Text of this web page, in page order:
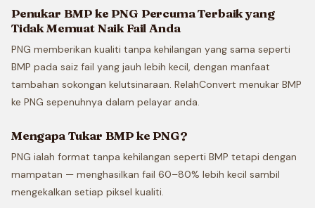
Penukar BMP ke PNG Percuma Terbaik yang
Tidak Memuat Naik Fail Anda
PNG memberikan kualiti tanpa kehilangan yang sama seperti
BMP pada saiz fail yang jauh lebih kecil, dengan manfaat
tambahan sokongan kelutsinaraan. RelahConvert menukar BMP
ke PNG sepenuhnya dalam pelayar anda.
Mengapa Tukar BMP ke PNG?
PNG ialah format tanpa kehilangan seperti BMP tetapi dengan
mampatan — menghasilkan fail 60–80% lebih kecil sambil
mengekalkan setiap piksel kualiti.